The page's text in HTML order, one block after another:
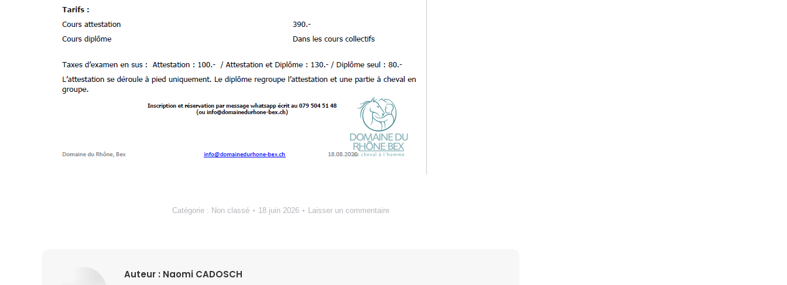
Catégorie : Non classé 18 juin 2026 Laisser un commentaire
Auteur : Naomi CADOSCH